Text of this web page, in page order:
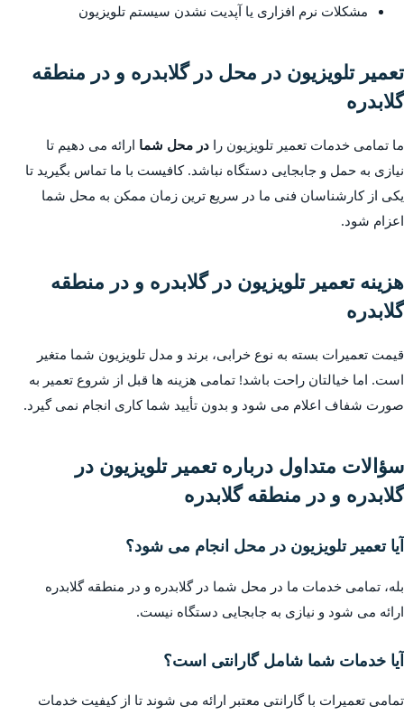
مشکلات نرم افزاری یا آپدیت نشدن سیستم تلویزیون
تعمیر تلویزیون در محل در گلابدره و در منطقه
گلابدره
ما تمامی خدمات تعمیر تلویزیون را در محل شما ارائه می دهیم تا
نیازی به حمل و جابجایی دستگاه نباشد. کافیست با ما تماس بگیرید تا
یکی از کارشناسان فنی ما در سریع ترین زمان ممکن به محل شما
اعزام شود.
هزینه تعمیر تلویزیون در گلابدره و در منطقه
گلابدره
قیمت تعمیرات بسته به نوع خرابی، برند و مدل تلویزیون شما متغیر
است. اما خیالتان راحت باشد! تمامی هزینه ها قبل از شروع تعمیر به
صورت شفاف اعلام می شود و بدون تأیید شما کاری انجام نمی گیرد.
سؤالات متداول درباره تعمیر تلویزیون در
گلابدره و در منطقه گلابدره
آیا تعمیر تلویزیون در محل انجام می شود؟
بله، تمامی خدمات ما در محل شما در گلابدره و در منطقه گلابدره
ارائه می شود و نیازی به جابجایی دستگاه نیست.
آیا خدمات شما شامل گارانتی است؟
تمامی تعمیرات با گارانتی معتبر ارائه می شوند تا از کیفیت خدمات